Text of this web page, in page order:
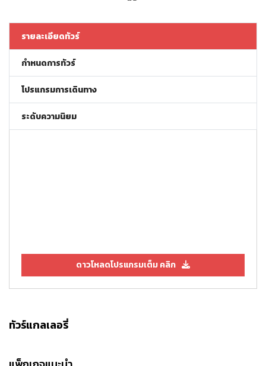
รายละเอียดทัวร์
กำหนดการทัวร์
โปรแกรมการเดินทาง
ระดับความนิยม
ดาวโหลดโปรแกรมเต็ม คลิก
ทัวร์แกลเลอรี่